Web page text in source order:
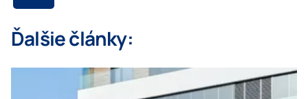
Ďalšie články: